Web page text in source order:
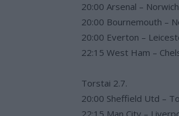
20:00 Arsenal –
20:00 Bournemouth –
20:00 Everton –
22:15 West Ham –
Torstai 2.7.
20:00 Sheffield Utd –